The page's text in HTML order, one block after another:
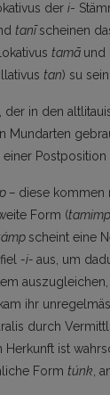
der i-
tanīscheinen
tamā und
Illativus tan) su sein.
der in den
Mundarten
Postposition
– diese kommen
Form (tamimp
scheint eine
-i- aus, um
ihr
durch
Herkunft ist
Form túnk,